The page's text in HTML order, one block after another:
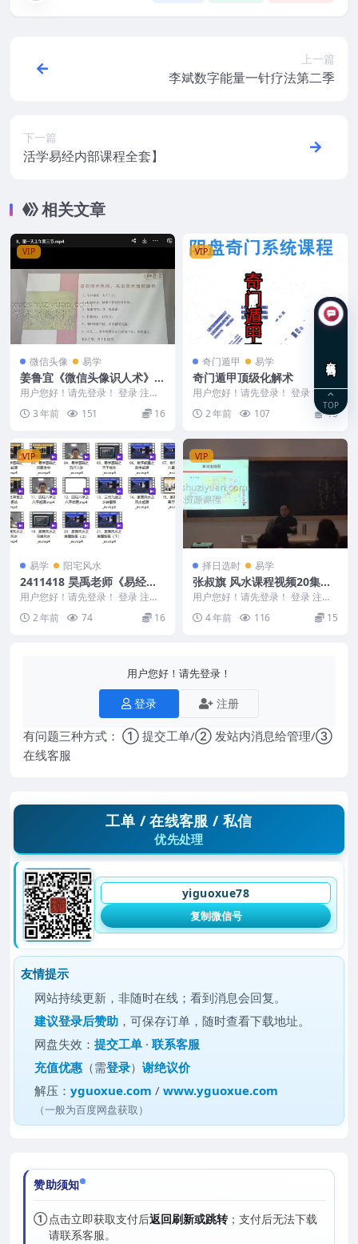
上一篇
李斌数字能量一针疗法第二季
下一篇
活学易经内部课程全套】
相关文章
VIP
微信头像 易学
姜鲁宜《微信头像识人术》高
阶线下实战班35集
用户您好！请先登录！ 登录 注册
姜鲁宜《微信头像识人术》高阶线
下实战班35集 ...
3 年前 151 16
VIP
奇门遁甲 易学
奇门遁甲顶级化解术
用户您好！请先登录！ 登录 注册
阴盘奇门系统课程、奇门遁甲顶级
化解术101页&...
2 年前 107 15
VIP
易学 阳宅风水
2411418 昊禹老师《易经风
水》20集
用户您好！请先登录！ 登录 注册
昊禹老师《易经风水》20集 2411
418 0...
2 年前 74 16
VIP
择日选时 易学
张叔旗 风水课程视频20集风
水择日 +PPT文档讲义
用户您好！请先登录！ 登录 注册
张叔旗 风水课程视频20集风水择
日 +PPT文...
4 年前 116 15
用户您好！请先登录！
登录 注册
有问题三种方式： ① 提交工单/② 发站内消息给管理/③
在线客服
工单 / 在线客服 / 私信
优先处理
yiguoxue78
复制微信号
友情提示
网站持续更新，非随时在线；看到消息会回复。
建议登录后赞助 ，可保存订单，随时查看下载地址。
网盘失效：提交工单 ·联系客服
充值优惠 （需登录）谢绝议价
解压：yguoxue.com /www.yguoxue.com
（一般为百度网盘获取）
赞助须知
①点击立即获取支付后返回刷新或跳转；支付后无法下载
请联系客服。
TOP